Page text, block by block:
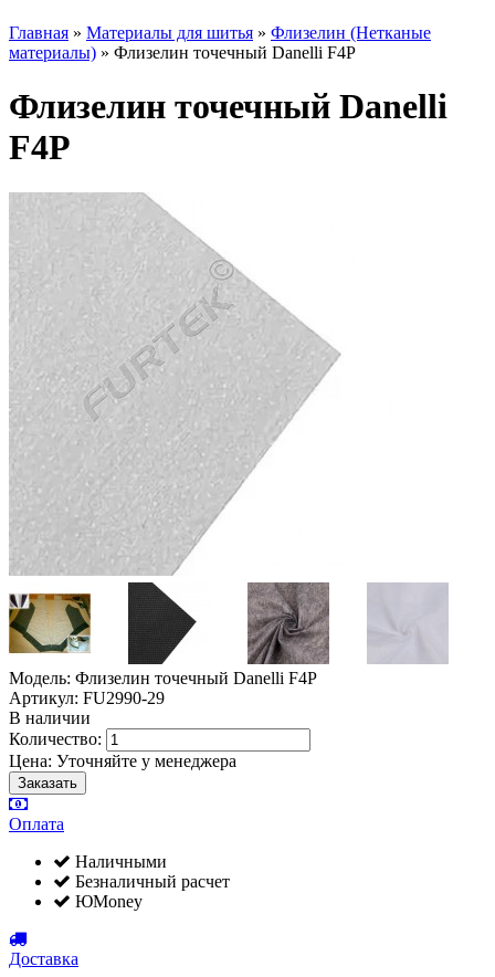
Главная » Материалы для шитья » Флизелин (Нетканые
материалы) » Флизелин точечный Danelli F4P
Флизелин точечный Danelli
F4P
Модель: Флизелин точечный Danelli F4P
Артикул: FU2990-29
В наличии
Количество:
Цена: Уточняйте у менеджера
Оплата
Наличными
Безналичный расчет
ЮMoney
Доставка